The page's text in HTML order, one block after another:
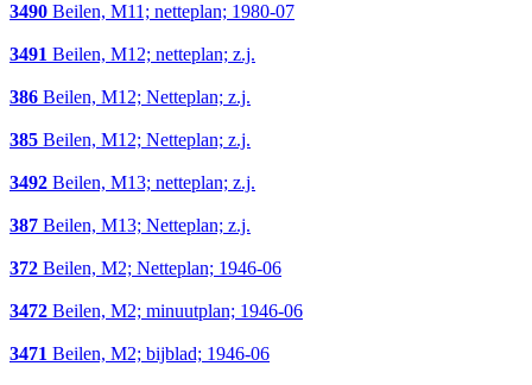
3490 Beilen, M11; netteplan; 1980-07
3491 Beilen, M12; netteplan; z.j.
386 Beilen, M12; Netteplan; z.j.
385 Beilen, M12; Netteplan; z.j.
3492 Beilen, M13; netteplan; z.j.
387 Beilen, M13; Netteplan; z.j.
372 Beilen, M2; Netteplan; 1946-06
3472 Beilen, M2; minuutplan; 1946-06
3471 Beilen, M2; bijblad; 1946-06